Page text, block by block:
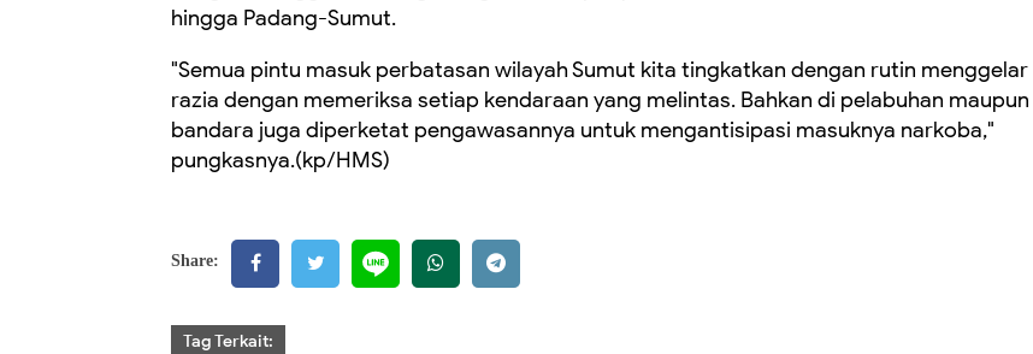
hingga Padang-Sumut.
"Semua pintu masuk perbatasan wilayah Sumut kita tingkatkan dengan rutin menggelar
razia dengan memeriksa setiap kendaraan yang melintas. Bahkan di pelabuhan maupun
bandara juga diperketat pengawasannya untuk mengantisipasi masuknya narkoba,"
pungkasnya.(kp/HMS)
Share:
Tag Terkait: